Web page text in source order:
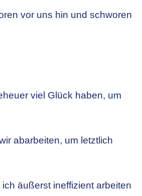
vor uns hin und schworen
viel Glück haben, um
abarbeiten, um letztlich
äußerst ineffizient arbeiten